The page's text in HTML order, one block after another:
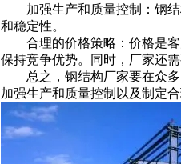
加强生产和质量控制：钢结
和稳定性。
合理的价格策略：价格是客
保持竞争优势。同时，厂家还
总之，钢结构厂家要在众多
加强生产和质量控制以及制定合